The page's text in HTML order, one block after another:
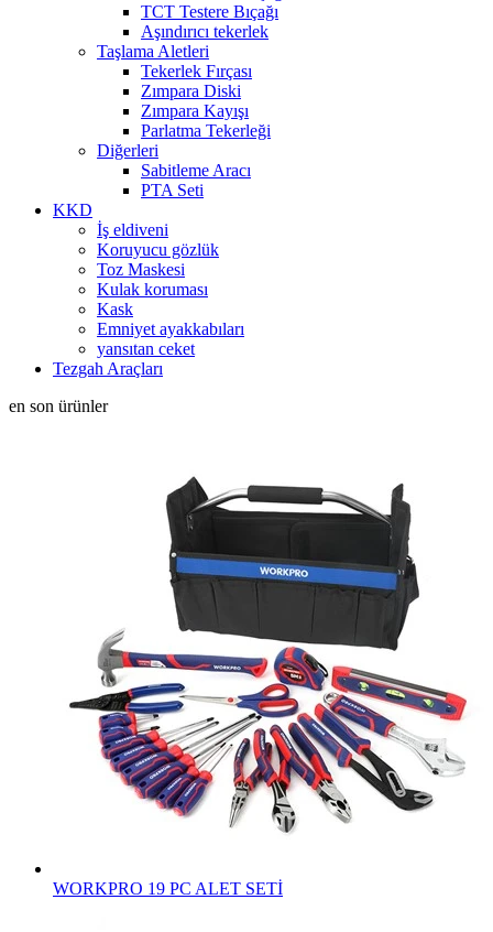
TCT Testere Bıçağı
Aşındırıcı tekerlek
Taşlama Aletleri
Tekerlek Fırçası
Zımpara Diski
Zımpara Kayışı
Parlatma Tekerleği
Diğerleri
Sabitleme Aracı
PTA Seti
KKD
İş eldiveni
Koruyucu gözlük
Toz Maskesi
Kulak koruması
Kask
Emniyet ayakkabıları
yansıtan ceket
Tezgah Araçları
en son ürünler
WORKPRO 19 PC ALET SETİ